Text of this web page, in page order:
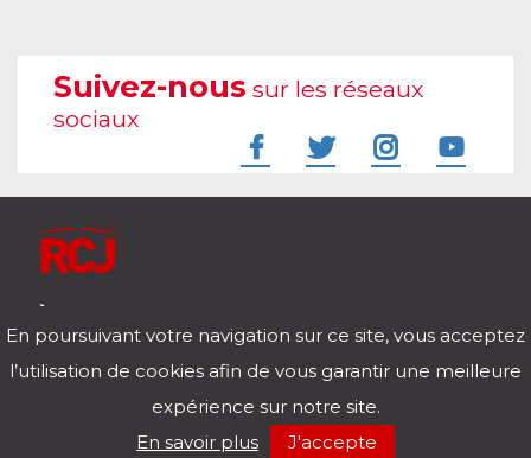
Suivez-nous sur les réseaux
sociaux
Télécharger notre application pour iOs et Android
00:00
En poursuivant votre navigation sur ce site, vous acceptez
l’utilisation de cookies afin de vous garantir une meilleure
expérience sur notre site.
En savoir plus
J'accepte